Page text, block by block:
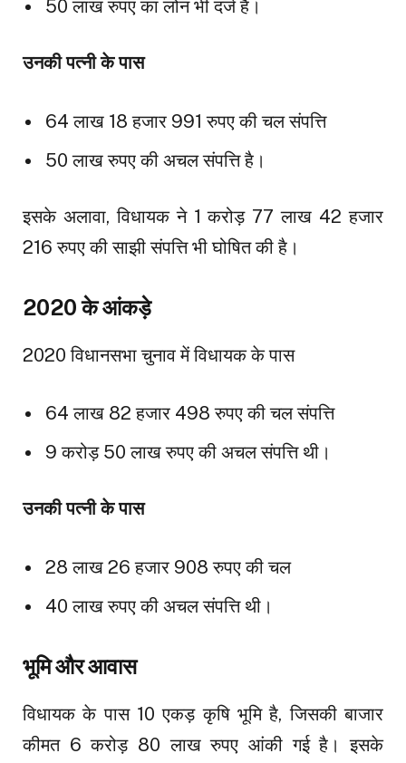
50 लाख रुपए का लोन भी दर्ज है।
उनकी पत्नी के पास
64 लाख 18 हजार 991 रुपए की चल संपत्ति
50 लाख रुपए की अचल संपत्ति है।
इसके अलावा, विधायक ने 1 करोड़ 77 लाख 42 हजार
216 रुपए की साझी संपत्ति भी घोषित की है।
2020 के आंकड़े
2020 विधानसभा चुनाव में विधायक के पास
64 लाख 82 हजार 498 रुपए की चल संपत्ति
9 करोड़ 50 लाख रुपए की अचल संपत्ति थी।
उनकी पत्नी के पास
28 लाख 26 हजार 908 रुपए की चल
40 लाख रुपए की अचल संपत्ति थी।
भूमि और आवास
विधायक के पास 10 एकड़ कृषि भूमि है, जिसकी बाजार
कीमत 6 करोड़ 80 लाख रुपए आंकी गई है। इसके